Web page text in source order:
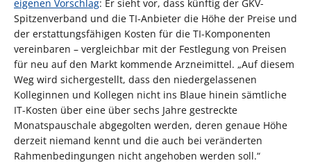
eigenen Vorschlag: Er sieht vor, dass künftig der GKV-
Spitzenverband und die TI-Anbieter die Höhe der Preise und
der erstattungsfähigen Kosten für die TI-Komponenten
vereinbaren – vergleichbar mit der Festlegung von Preisen
für neu auf den Markt kommende Arzneimittel. „Auf diesem
Weg wird sichergestellt, dass den niedergelassenen
Kolleginnen und Kollegen nicht ins Blaue hinein sämtliche
IT-Kosten über eine über sechs Jahre gestreckte
Monatspauschale abgegolten werden, deren genaue Höhe
derzeit niemand kennt und die auch bei veränderten
Rahmenbedingungen nicht angehoben werden soll.“